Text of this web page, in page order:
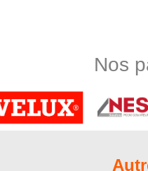
des techniques de
sur toutes sortes de matériau
toit, prévoyez au moins
Nos